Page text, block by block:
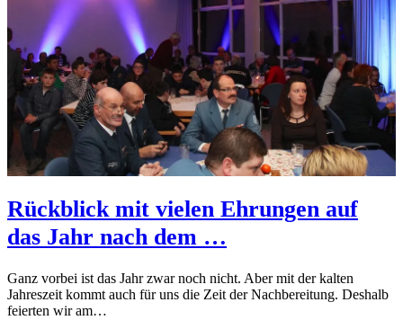
Rückblick mit vielen Ehrungen auf
das Jahr nach dem …
Ganz vorbei ist das Jahr zwar noch nicht. Aber mit der kalten
Jahreszeit kommt auch für uns die Zeit der Nachbereitung. Deshalb
feierten wir am…